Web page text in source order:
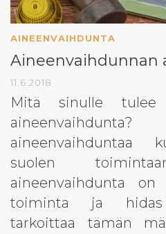
AINEENVAIHDUNTA
Aineenvaihdunnan
11.6.2018
Mitä sinulle tulee
aineenvaihduntaa
suolen
aineenvaihdunta
toiminta ja hidas
tarkoittaa tämän